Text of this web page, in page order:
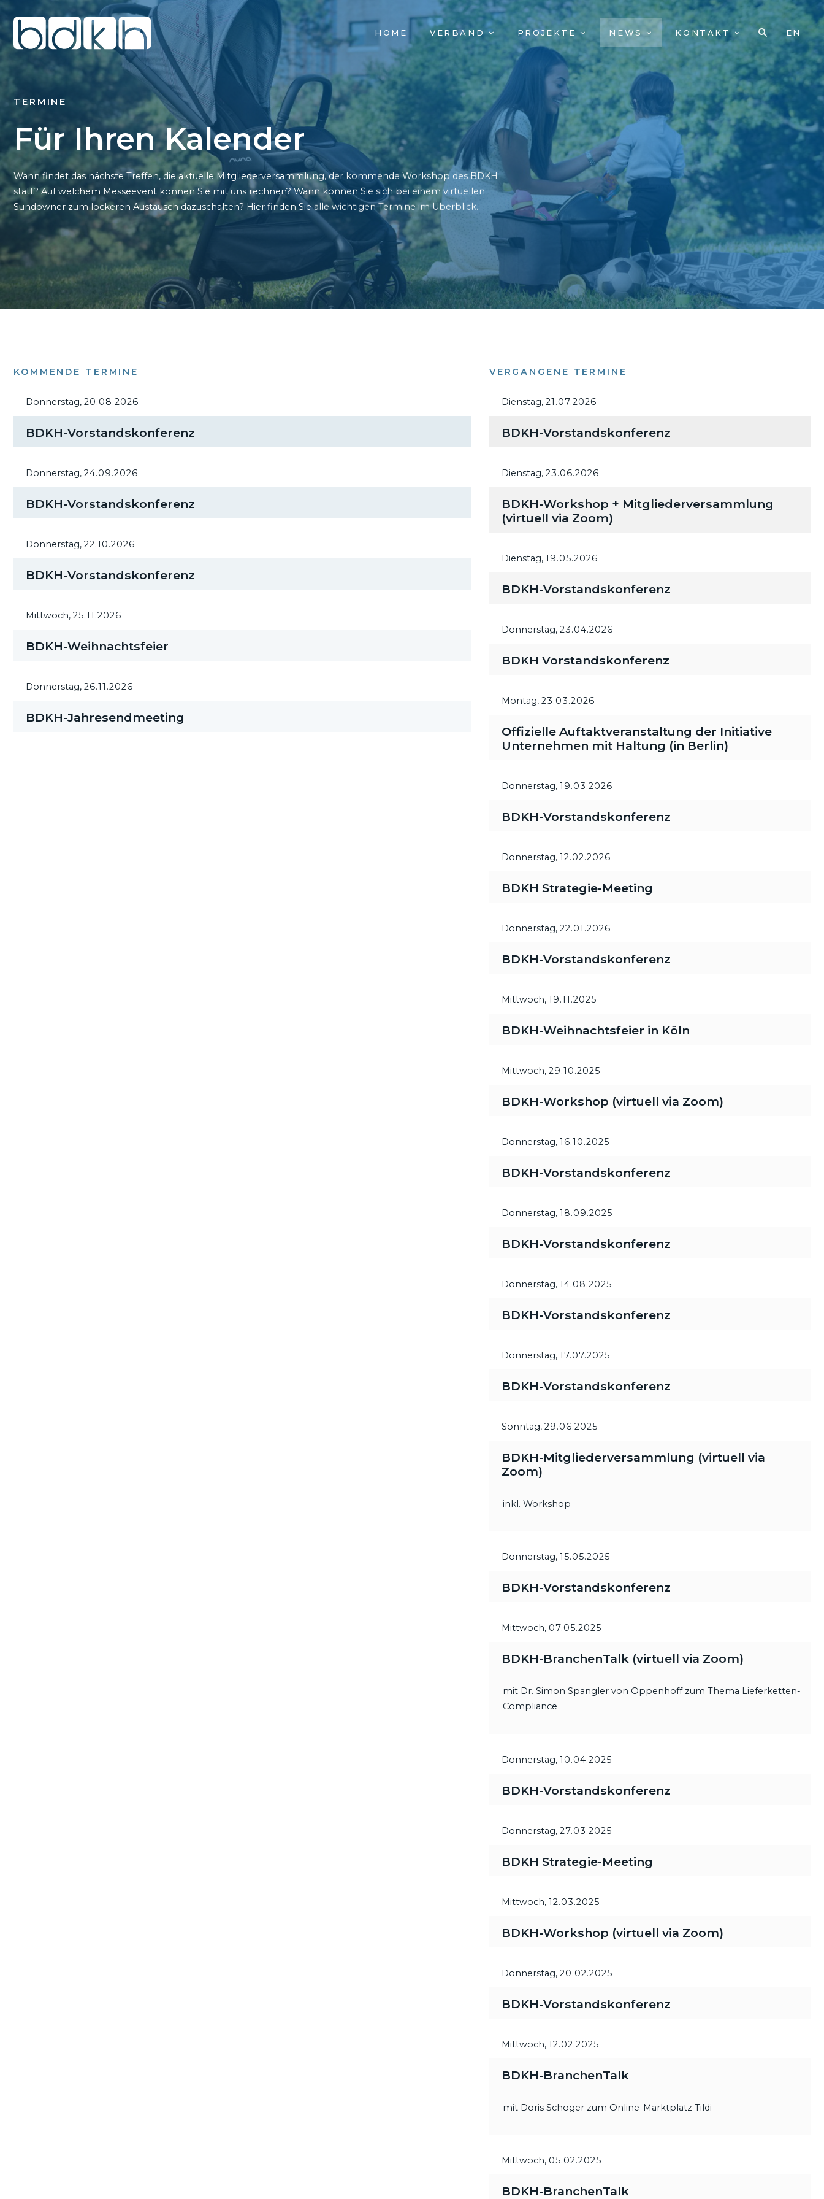
NAVIGATION
ÜBERSPRINGEN
HOME VERBAND PROJEKTE NEWS KONTAKT EN
TERMINE
Für Ihren Kalender
Wann findet das nächste Treffen, die aktuelle Mitgliederversammlung, der kommende Workshop des BDKH
statt? Auf welchem Messeevent können Sie mit uns rechnen? Wann können Sie sich bei einem virtuellen
Sundowner zum lockeren Austausch dazuschalten? Hier finden Sie alle wichtigen Termine im Überblick.
KOMMENDE TERMINE
Donnerstag, 20.08.2026
BDKH-Vorstandskonferenz
Donnerstag, 24.09.2026
BDKH-Vorstandskonferenz
Donnerstag, 22.10.2026
BDKH-Vorstandskonferenz
Mittwoch, 25.11.2026
BDKH-Weihnachtsfeier
Donnerstag, 26.11.2026
BDKH-Jahresendmeeting
VERGANGENE TERMINE
Dienstag, 21.07.2026
BDKH-Vorstandskonferenz
Dienstag, 23.06.2026
BDKH-Workshop + Mitgliederversammlung
(virtuell via Zoom)
Dienstag, 19.05.2026
BDKH-Vorstandskonferenz
Donnerstag, 23.04.2026
BDKH Vorstandskonferenz
Montag, 23.03.2026
Offizielle Auftaktveranstaltung der Initiative
Unternehmen mit Haltung (in Berlin)
Donnerstag, 19.03.2026
BDKH-Vorstandskonferenz
Donnerstag, 12.02.2026
BDKH Strategie-Meeting
Donnerstag, 22.01.2026
BDKH-Vorstandskonferenz
Mittwoch, 19.11.2025
BDKH-Weihnachtsfeier in Köln
Mittwoch, 29.10.2025
BDKH-Workshop (virtuell via Zoom)
Donnerstag, 16.10.2025
BDKH-Vorstandskonferenz
Donnerstag, 18.09.2025
BDKH-Vorstandskonferenz
Donnerstag, 14.08.2025
BDKH-Vorstandskonferenz
Donnerstag, 17.07.2025
BDKH-Vorstandskonferenz
Sonntag, 29.06.2025
BDKH-Mitgliederversammlung (virtuell via
Zoom)
inkl. Workshop
Donnerstag, 15.05.2025
BDKH-Vorstandskonferenz
Mittwoch, 07.05.2025
BDKH-BranchenTalk (virtuell via Zoom)
mit Dr. Simon Spangler von Oppenhoff zum Thema Lieferketten-
Compliance
Donnerstag, 10.04.2025
BDKH-Vorstandskonferenz
Donnerstag, 27.03.2025
BDKH Strategie-Meeting
Mittwoch, 12.03.2025
BDKH-Workshop (virtuell via Zoom)
Donnerstag, 20.02.2025
BDKH-Vorstandskonferenz
Mittwoch, 12.02.2025
BDKH-BranchenTalk
mit Doris Schoger zum Online-Marktplatz Tildi
Mittwoch, 05.02.2025
BDKH-BranchenTalk